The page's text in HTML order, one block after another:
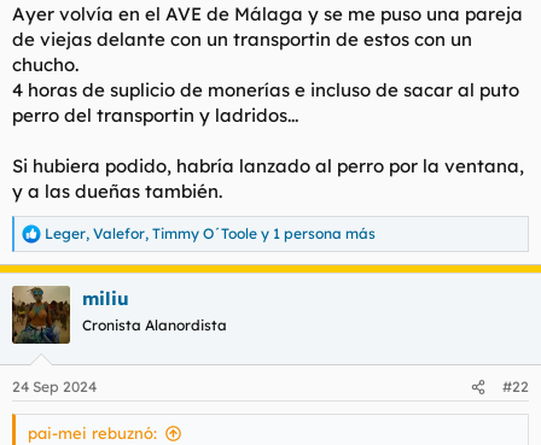
:
Ayer volvía en el AVE de Málaga y se me puso una pareja
de viejas delante con un transportin de estos con un
chucho.
4 horas de suplicio de monerías e incluso de sacar al puto
perro del transportin y ladridos...
Si hubiera podido, habría lanzado al perro por la ventana,
y a las dueñas también.
R
e
a
c
c
i
e
s
Leger, Valefor, Timmy O´Toole y 1 persona más
miliu
Cronista Alanordista
24 Sep 2024 #22
pai-mei rebuznó: